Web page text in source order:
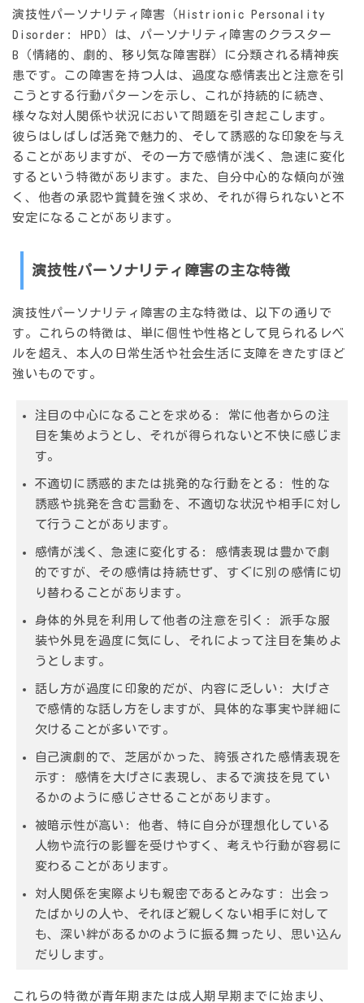
演技性パーソナリティ障害（Histrionic Personality
Disorder: HPD）は、パーソナリティ障害のクラスター
B（情緒的、劇的、移り気な障害群）に分類される精神疾
患です。この障害を持つ人は、過度な感情表出と注意を引
こうとする行動パターンを示し、これが持続的に続き、
様々な対人関係や状況において問題を引き起こします。
彼らはしばしば活発で魅力的、そして誘惑的な印象を与え
ることがありますが、その一方で感情が浅く、急速に変化
するという特徴があります。また、自分中心的な傾向が強
く、他者の承認や賞賛を強く求め、それが得られないと不
安定になることがあります。
演技性パーソナリティ障害の主な特徴
演技性パーソナリティ障害の主な特徴は、以下の通りで
す。これらの特徴は、単に個性や性格として見られるレベ
ルを超え、本人の日常生活や社会生活に支障をきたすほど
強いものです。
注目の中心になることを求める : 常に他者からの注
目を集めようとし、それが得られないと不快に感じま
す。
不適切に誘惑的または挑発的な行動をとる : 性的な
誘惑や挑発を含む言動を、不適切な状況や相手に対し
て行うことがあります。
感情が浅く、急速に変化する : 感情表現は豊かで劇
的ですが、その感情は持続せず、すぐに別の感情に切
り替わることがあります。
身体的外見を利用して他者の注意を引く : 派手な服
装や外見を過度に気にし、それによって注目を集めよ
うとします。
話し方が過度に印象的だが、内容に乏しい : 大げさ
で感情的な話し方をしますが、具体的な事実や詳細に
欠けることが多いです。
自己演劇的で、芝居がかった、誇張された感情表現を
示す : 感情を大げさに表現し、まるで演技を見てい
るかのように感じさせることがあります。
被暗示性が高い : 他者、特に自分が理想化している
人物や流行の影響を受けやすく、考えや行動が容易に
変わることがあります。
対人関係を実際よりも親密であるとみなす : 出会っ
たばかりの人や、それほど親しくない相手に対して
も、深い絆があるかのように振る舞ったり、思い込ん
だりします。
これらの特徴が青年期または成人期早期までに始まり、